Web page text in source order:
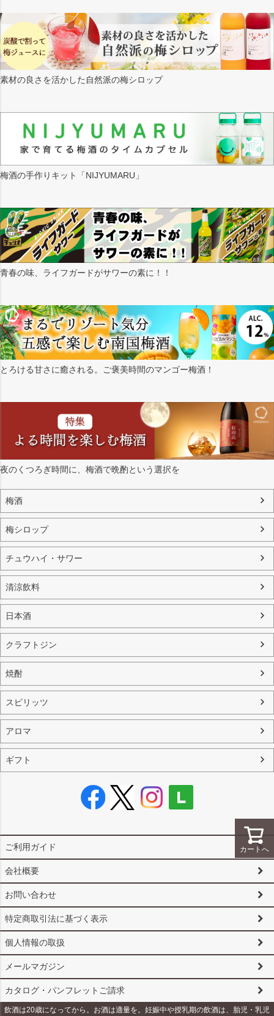
カートへ
素材の良さを活かした自然派の梅シロップ
梅酒の手作りキット「NIJYUMARU」
青春の味、ライフガードがサワーの素に！！
とろける甘さに癒される。ご褒美時間のマンゴー梅酒！
夜のくつろぎ時間に、梅酒で晩酌という選択を
梅酒
梅シロップ
チュウハイ・サワー
清涼飲料
日本酒
クラフトジン
焼酎
スピリッツ
アロマ
ギフト
ご利用ガイド
会社概要
お問い合わせ
特定商取引法に基づく表示
個人情報の取扱
メールマガジン
カタログ・パンフレットご請求
飲酒は20歳になってから。お酒は適量を。妊娠中や授乳期の飲酒は、胎児・乳児